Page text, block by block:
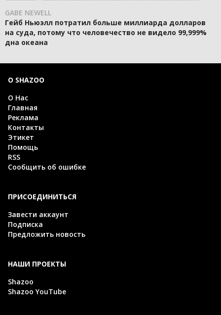
GABE NEWELL
Гейб Ньюэлл потратил больше миллиарда долларов
на суда, потому что человечество не видело 99,999%
дна океана
О SHAZOO
О Нас
Главная
Реклама
Контакты
Этикет
Помощь
RSS
Сообщить об ошибке
ПРИСОЕДИНИТЬСЯ
Завести аккаунт
Подписка
Предложить новость
НАШИ ПРОЕКТЫ
Shazoo
Shazoo YouTube